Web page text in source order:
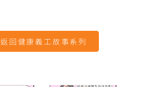
返回健康義工故事系列